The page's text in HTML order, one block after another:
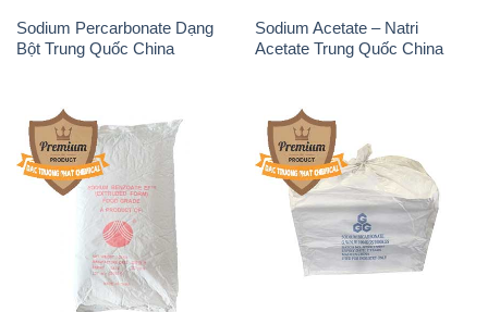
Sodium Percarbonate Dạng
Bột Trung Quốc China
Sodium Acetate – Natri
Acetate Trung Quốc China